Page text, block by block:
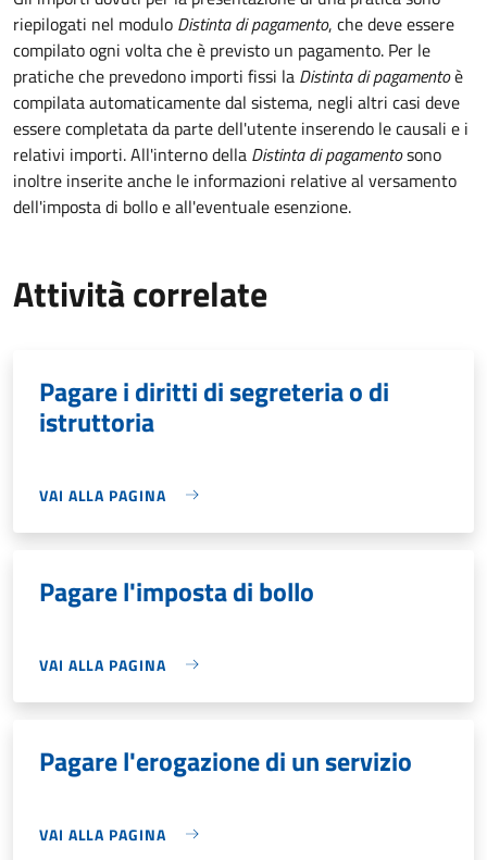
riepilogati nel modulo Distinta di pagamento, che deve essere
compilato ogni volta che è previsto un pagamento. Per le
pratiche che prevedono importi fissi la Distinta di pagamentoè
compilata automaticamente dal sistema, negli altri casi deve
essere completata da parte dell'utente inserendo le causali e i
relativi importi.All'interno della Distinta di pagamentosono
inoltre inserite anche le informazioni relative al versamento
dell'imposta di bollo e all'eventuale esenzione.
Attività correlate
Pagare i diritti di segreteria o di
istruttoria
VAI ALLA PAGINA
Pagare l'imposta di bollo
VAI ALLA PAGINA
Pagare l'erogazione di un servizio
VAI ALLA PAGINA